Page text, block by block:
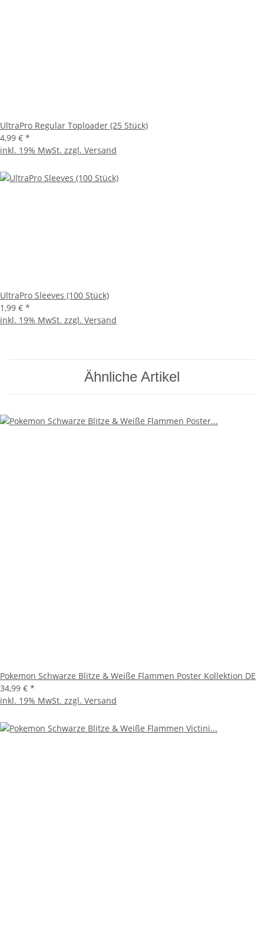
UltraPro Regular Toploader (25 Stück)
4,99 € *
inkl. 19% MwSt. zzgl. Versand
UltraPro Sleeves (100 Stück)
1,99 € *
inkl. 19% MwSt. zzgl. Versand
Ähnliche Artikel
Pokemon Schwarze Blitze & Weiße Flammen Poster Kollektion DE
34,99 € *
inkl. 19% MwSt. zzgl. Versand